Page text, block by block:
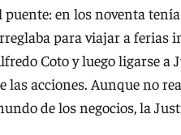
puente: en los noventa
para viajar a ferias
Coto y luego ligarse a
las acciones. Aunque no
de los negocios, la